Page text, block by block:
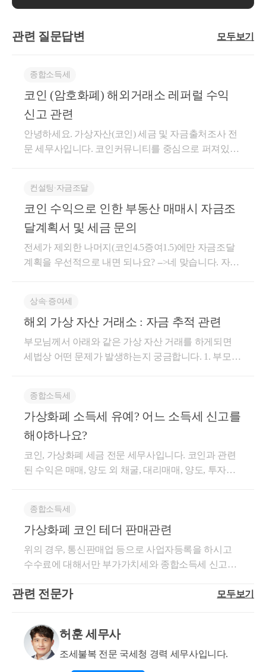
관련 질문답변 모두보기
종합소득세
코인 (암호화폐) 해외거래소 레퍼럴 수익
신고 관련
안녕하세요. 가상자산(코인) 세금 및 자금출처조사 전
문 세무사입니다. 코인커뮤니티를 중심으로 퍼져있는
으로 코인을 지급하는 것은 코인을 매개체로 한 것일
뿐 코인을 양도하거나 대여함으로써 발생된 소득과는
전혀 다른 것임에도 불구하고 세금이 발생하지 않는
분은 소득이 발생되는 과정 자체의 성격과 형식으로
판단하는 것이므로 해당 소득이 발생되는 사업의 업종
세금이 부과되지 않는 소득은 앞에서 언급한 양도 또
있음을 반드시 유의해야 합니다. 최근 유명 유튜버 및
인플루언서들에 대한 세무조사가 이루어진 것처럼 레
퍼럴수익이 발생한 과정 자체를 과세관청이 포착하지
과세대상임을 미리 인지하고 사실관계에 적합한 최선
의 절세가 되는 신고방향을 찾는 것이 중요합니다. 레
퍼럴 수익과 같은 양도·대여·증여·상속 이외의 코인과
적으로 정립되어 있지 않아 실제 소득이 발생되는 원
인, 과정, 종류, 방식, 빈도수에 따라 소득을 구분하여
문으로 하는 세무전문가와 함께 검토하시는 것을 추천
면 좋을 것 같습니다. 사실간계에 따라 신고방안은 달
라지기 때문에 상담을 통하여 추가적인 사실관계 여쭤
보고 상황에 맞는 가장 좋은 방안 안내, 거래가격 설정
니다. https://blog.naver.com/highyes_tax/223132826200
컨설팅∙자금조달
코인 수익으로 인한 부동산 매매시 자금조
달계획서 및 세금 문의
전세가 제외한 나머지(코인4.5증여1.5)에만 자금조달
계획을 우선적으로 내면 되나요? -->네 맞습니다. 자본
요? -->예금입니다 또한 코인 첫 시작금액과 거래내역
을 증빙해야 한다는데 해외거래소에서 수만번 거래했
던거라. 이 경우에는 원화로 환전할 시의 빗썸, 업비트,
코인원 등의 거래내역서만 증빙하면 되나요? ->모두
상속∙증여세
해외 가상 자산 거래소 : 자금 추적 관련
부모님께서 아래와 같은 가상 자산 거래를 하게되면
세법상 어떤 문제가 발생하는지 궁금합니다. 1. 부모님
나눠서 구매) --> 2. 위에 가상자산을 부모님 명의의 해
외 가상자산 거래소로 전송 (원화 헷지수단) 3. 위에 가
상자산을 타인의 해외 가상자산 거래소로 계좌로 전송
획이 없을수 있음. 증여, 및 상속, 자금출처 증명등 세
법상 문제가 될까요? -->타인에게 간것이 증여가 될수
속세 세무조사시 사전증여나 자금 출처에 대해서 조사
종합소득세
가상화폐 소득세 유예? 어느 소득세 신고를
해야하나요?
코인, 가상화폐 세금 전문 세무사입니다. 코인과 관련
된 수익은 매매, 양도 외 채굴, 대리매매, 양도, 투자상
순 매매가 아닌 다른 거래 방식의 경우에는 세금이 부
과될 수 있습니다. 해당 내용은 사실관계를 파악하여
과세대상 여부를 별도로 판단해야 합니다. 관련 내용
에 대하여 자세하게 작성한 글이니 참고하시면 좋을
8682 소득이 있는 곳에는 세금이 있지만 관련하여 구
세관청이 세무서 조차 정확한 답변을 내놓지 못하고
있습니다. 이런 상황 속에서 코인에 대한 세금 탈루에
대한 강력한 규제 및 세무조사가 진행되고 있습니다.
종합소득세
가상화폐 코인 테더 판매관련
위의 경우, 통신판매업 등으로 사업자등록을 하시고
수수료에 대해서만 부가가치세와 종합소득세 신고를
역 등은 캡쳐나 엑셀 등으로 잘 보관하고 계시다가 추
다. 고객으로부터 받은 수수료에 대해서만 종합소득세
및 부가가치세 신고를 잘 하신다면 세법적으로 문제는
없을 것으로 보여집니다. 도움이 되셨길 바랍니다. 감
관련 전문가 모두보기
허훈 세무사
조세불복 전문 국세청 경력 세무사입니다.